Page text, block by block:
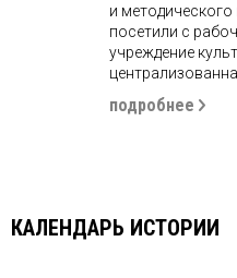
и
посетили с
учреждение
подробнее
КАЛЕНДАРЬ ИСТОРИИ